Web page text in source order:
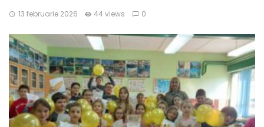
13 februarie 2026 44 views 0